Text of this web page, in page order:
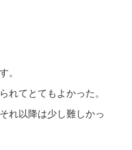
。
れてとてもよかった。
れ以降は少し難しかっ